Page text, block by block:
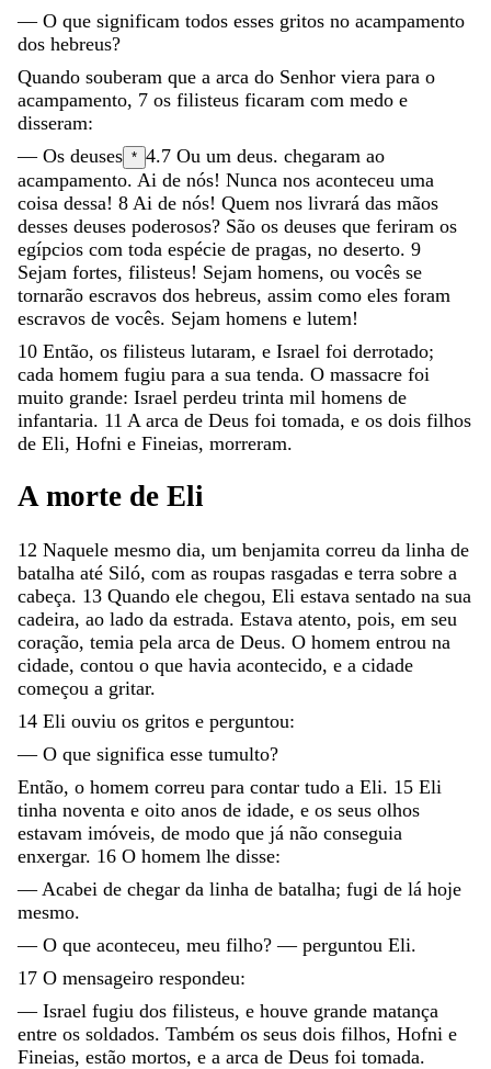
— O que significam todos esses gritos no acampamento
dos hebreus?
Quando souberam que a arca do Senhor viera para o
acampamento, 7 os filisteus ficaram com medo e
disseram:
— Os deuses * 4.7 Ou um deus. chegaram ao
acampamento. Ai de nós! Nunca nos aconteceu uma
coisa dessa! 8 Ai de nós! Quem nos livrará das mãos
desses deuses poderosos? São os deuses que feriram os
egípcios com toda espécie de pragas, no deserto. 9
Sejam fortes, filisteus! Sejam homens, ou vocês se
tornarão escravos dos hebreus, assim como eles foram
escravos de vocês. Sejam homens e lutem!
10 Então, os filisteus lutaram, e Israel foi derrotado;
cada homem fugiu para a sua tenda. O massacre foi
muito grande: Israel perdeu trinta mil homens de
infantaria. 11 A arca de Deus foi tomada, e os dois filhos
de Eli, Hofni e Fineias, morreram.
A morte de Eli
12 Naquele mesmo dia, um benjamita correu da linha de
batalha até Siló, com as roupas rasgadas e terra sobre a
cabeça. 13 Quando ele chegou, Eli estava sentado na sua
cadeira, ao lado da estrada. Estava atento, pois, em seu
coração, temia pela arca de Deus. O homem entrou na
cidade, contou o que havia acontecido, e a cidade
começou a gritar.
14 Eli ouviu os gritos e perguntou:
— O que significa esse tumulto?
Então, o homem correu para contar tudo a Eli. 15 Eli
tinha noventa e oito anos de idade, e os seus olhos
estavam imóveis, de modo que já não conseguia
enxergar. 16 O homem lhe disse:
— Acabei de chegar da linha de batalha; fugi de lá hoje
mesmo.
— O que aconteceu, meu filho?— perguntou Eli.
17 O mensageiro respondeu:
— Israel fugiu dos filisteus, e houve grande matança
entre os soldados. Também os seus dois filhos, Hofni e
Fineias, estão mortos, e a arca de Deus foi tomada.